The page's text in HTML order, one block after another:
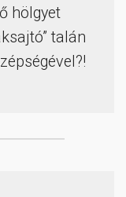
hölgyet
talán